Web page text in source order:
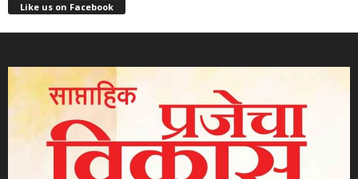
Like us on Facebook